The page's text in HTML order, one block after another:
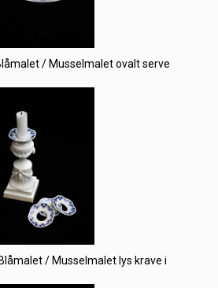
/ Musselmalet ovalt serve
/ Musselmalet lys krave i